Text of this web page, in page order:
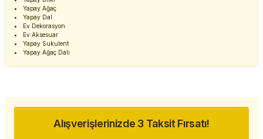
Yapay Ağaç
Yapay Dal
Ev Dekorasyon
Ev Aksesuar
Yapay Sukulent
Yapay Ağaç Dalı
Alışverişlerinizde 3 Taksit Fırsatı!